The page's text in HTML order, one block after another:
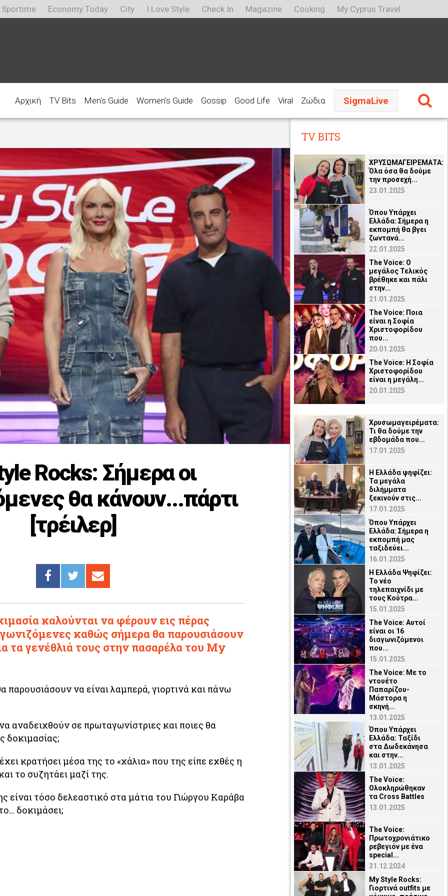
Sportime Economy Today City I Love Style Check In Magazine Cooking My Cyprus Travel
Αρχική TV Bits Men's Guide Women's Guide Gossip Good Life Viral Ζώδια SigmaLive
Rocks: Σήμερα οι
θα κάνουν...πάρτι
[τρέιλερ]
καλούνται να φέρουν εις πέρας
καθώς σήμερα θα παρουσιάσουν
τα γενέθλιά τους στην πασαρέλα του My
παρουσιάσουν να είναι λαμπερά, γιορτινά και πάνω
αναδειχθούν σε πρωταγωνίστριες και ποιες θα
δοκιμασίας;
κρατήσει μέσα της το «χάλια» που της είπε εχθές η
το συζητάει μαζί της.
είναι τόσο δελεαστικό στα μάτια του Γιώργου Καράβα
δοκιμάσει;
TV BITS
ΧΡΥΣΩΜΑΓΕΙΡΕΜΑΤΑ:
Όλα όσα θα δούμε
την προσεχή...
23.01.2025
Όπου Υπάρχει
Ελλάδα: Σήμερα η
εκπομπή θα βγει
ζωντανά...
22.01.2025
The Voice: Ο
μεγάλος Τελικός
βρέθηκε και πάλι
στην...
21.01.2025
The Voice: Ποια
είναι η Σοφία
Χριστοφορίδου
που...
20.01.2025
The Voice: Η Σοφία
Χριστοφορίδου
είναι η μεγάλη...
20.01.2025
Χρυσωμαγειρέματα:
Τι θα δούμε την
εβδομάδα που...
17.01.2025
Η Ελλάδα ψηφίζει:
Τα μεγάλα
διλήμματα
ξεκινούν στις...
17.01.2025
Όπου Υπάρχει
Ελλάδα: Σήμερα η
εκπομπή μας
ταξιδεύει...
16.01.2025
Η Ελλάδα Ψηφίζει:
Το νέο
τηλεπαιχνίδι με
τους Κούτρα...
15.01.2025
The Voice: Αυτοί
είναι οι 16
διαγωνιζόμενοι
που...
15.01.2025
The Voice: Με το
ντουέτο
Παπαρίζου-
Μάστορα η
σκηνή...
13.01.2025
Όπου Υπάρχει
Ελλάδα: Ταξίδι
στα Δωδεκάνησα
και στην...
13.01.2025
The Voice:
Ολοκληρώθηκαν
τα Cross Battles
13.01.2025
The Voice:
Πρωτοχρονιάτικο
ρεβεγιόν με ένα
special...
31.12.2024
My Style Rocks:
Γιορτινά οutfits με